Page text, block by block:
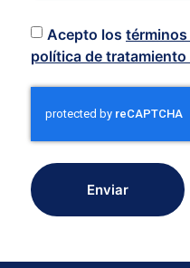
Acepto los
política de tratamiento
Enviar